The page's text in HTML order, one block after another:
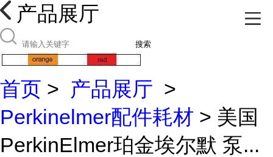
产品展厅
搜索
首页 > 产品展厅 >
Perkinelmer配件耗材 > 美国
PerkinElmer珀金埃尔默 泵...